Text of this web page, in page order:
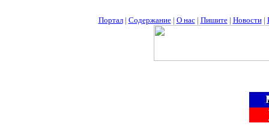
Портал| Содержание| О нас| Пишите| Новости|